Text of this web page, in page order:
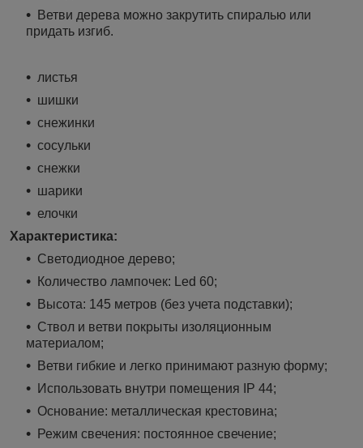
Ветви дерева можно закрутить спиралью или
придать изгиб.
листья
шишки
снежинки
сосульки
снежки
шарики
елочки
Характеристика:
Светодиодное дерево;
Количество лампочек: Led 60;
Высота: 145 метров (без учета подставки);
Ствол и ветви покрыты изоляционным
материалом;
Ветви гибкие и легко принимают разную форму;
Использовать внутри помещения
IP 44;
Основание: металлическая крестовина;
Режим свечения: постоянное свечение;